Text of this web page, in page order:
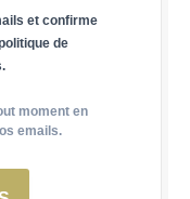
et confirme
de
moment en
emails.